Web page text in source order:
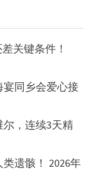
关键条件！
同乡会爱心接
，连续3天精
遗骸！ 2026年